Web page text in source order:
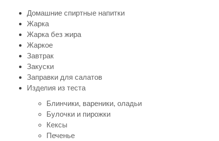
Домашние спиртные напитки
Жарка
Жарка без жира
Жаркое
Завтрак
Закуски
Заправки для салатов
Изделия из теста
Блинчики, вареники, оладьи
Булочки и пирожки
Кексы
Печенье